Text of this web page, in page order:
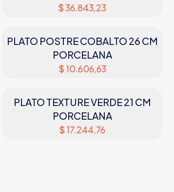
$36.843,23
PLATO POSTRE COBALTO 26 CM
PORCELANA
$ 10.606,63
PLATO TEXTURE VERDE 21 CM
PORCELANA
$ 17.244,76